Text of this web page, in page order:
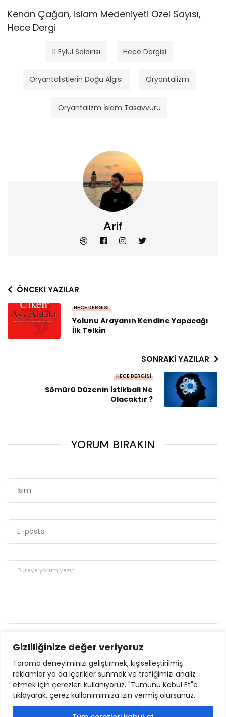
Gizliliğinize değer veriyoruz
Tarama deneyiminizi geliştirmek, kişiselleştirilmiş
reklamlar ya da içerikler sunmak ve trafiğimizi analiz
etmek için çerezleri kullanıyoruz. "Tümünü Kabul Et"e
tıklayarak, çerez kullanımımıza izin vermiş olursunuz.
Kenan Çağan, İslam Medeniyeti Özel Sayısı,
Hece Dergi
11 Eylül Saldırısı Hece Dergisi
Oryantalistlerin Doğu Algısı Oryantalizm
Oryantalizm İslam Tasavvuru
Arif
ÖNCEKI YAZILAR
HECE DERGISI
Yolunu Arayanın Kendine Yapacağı
İlk Telkin
SONRAKI YAZILAR
HECE DERGISI
Sömürü Düzenin İstikbali Ne
Olacaktır ?
YORUM BIRAKIN
GÖNDER